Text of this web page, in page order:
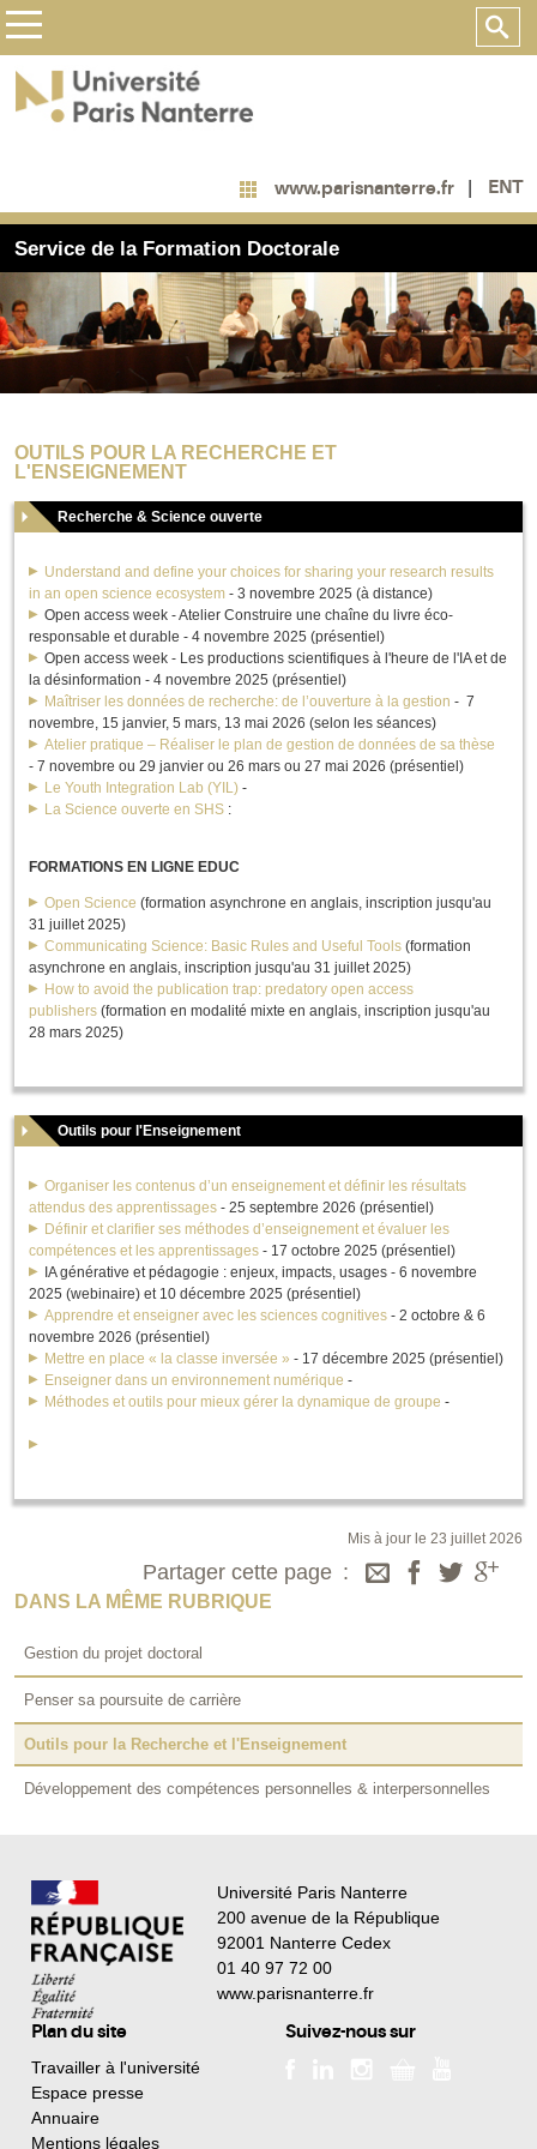
www.parisnanterre.fr ENT
Service de la Formation Doctorale
OUTILS POUR LA RECHERCHE ET
L'ENSEIGNEMENT
Recherche & Science ouverte
Understand and define your choices for sharing your research results
in an open science ecosystem - 3 novembre 2025 (à distance)
Open access week - Atelier Construire une chaîne du livre éco-
responsable et durable - 4 novembre 2025 (présentiel)
Open access week - Les productions scientifiques à l'heure de l'IA et de
la désinformation - 4 novembre 2025 (présentiel)
Maîtriser les données de recherche: de l’ouverture à la gestion - 7
novembre, 15 janvier, 5 mars, 13 mai 2026 (selon les séances)
Atelier pratique – Réaliser le plan de gestion de données de sa thèse
- 7 novembre ou 29 janvier ou 26 mars ou 27 mai 2026 (présentiel)
Le Youth Integration Lab (YIL)-
La Science ouverte en SHS:
FORMATIONS EN LIGNE EDUC
Open Science (formation asynchrone en anglais, inscription jusqu'au
31 juillet 2025)
Communicating Science: Basic Rules and Useful Tools(formation
asynchrone en anglais, inscription jusqu'au 31 juillet 2025)
How to avoid the publication trap: predatory open access
publishers (formation en modalité mixte en anglais, inscription jusqu'au
28 mars 2025)
Outils pour l'Enseignement
Organiser les contenus d’un enseignement et définir les résultats
attendus des apprentissages - 25 septembre 2026 (présentiel)
Définir et clarifier ses méthodes d’enseignement et évaluer les
compétences et les apprentissages - 17 octobre 2025 (présentiel)
IA générative et pédagogie : enjeux, impacts, usages- 6 novembre
2025 (webinaire) et 10 décembre 2025 (présentiel)
Apprendre et enseigner avec les sciences cognitives- 2 octobre & 6
novembre 2026 (présentiel)
Mettre en place « la classe inversée » - 17 décembre 2025 (présentiel)
Enseigner dans un environnement numérique -
Méthodes et outils pour mieux gérer la dynamique de groupe -
Mis à jour le 23 juillet 2026
Partager cette page
DANS LA MÊME RUBRIQUE
Gestion du projet doctoral
Penser sa poursuite de carrière
Outils pour la Recherche et l'Enseignement
Développement des compétences personnelles & interpersonnelles
Université Paris Nanterre
200 avenue de la République
92001 Nanterre Cedex
01 40 97 72 00
www.parisnanterre.fr
Plan du site
Travailler à l'université
Espace presse
Annuaire
Mentions légales
Suivez-nous sur